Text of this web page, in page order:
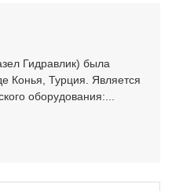
Гидравлик) была
Конья, Турция. Является
оборудования:...